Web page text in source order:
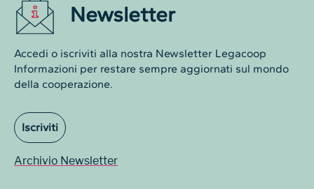
Newsletter
Accedi o iscriviti alla nostra Newsletter Legacoop
Informazioni per restare sempre aggiornati sul mondo
della cooperazione.
Iscriviti
Archivio Newsletter